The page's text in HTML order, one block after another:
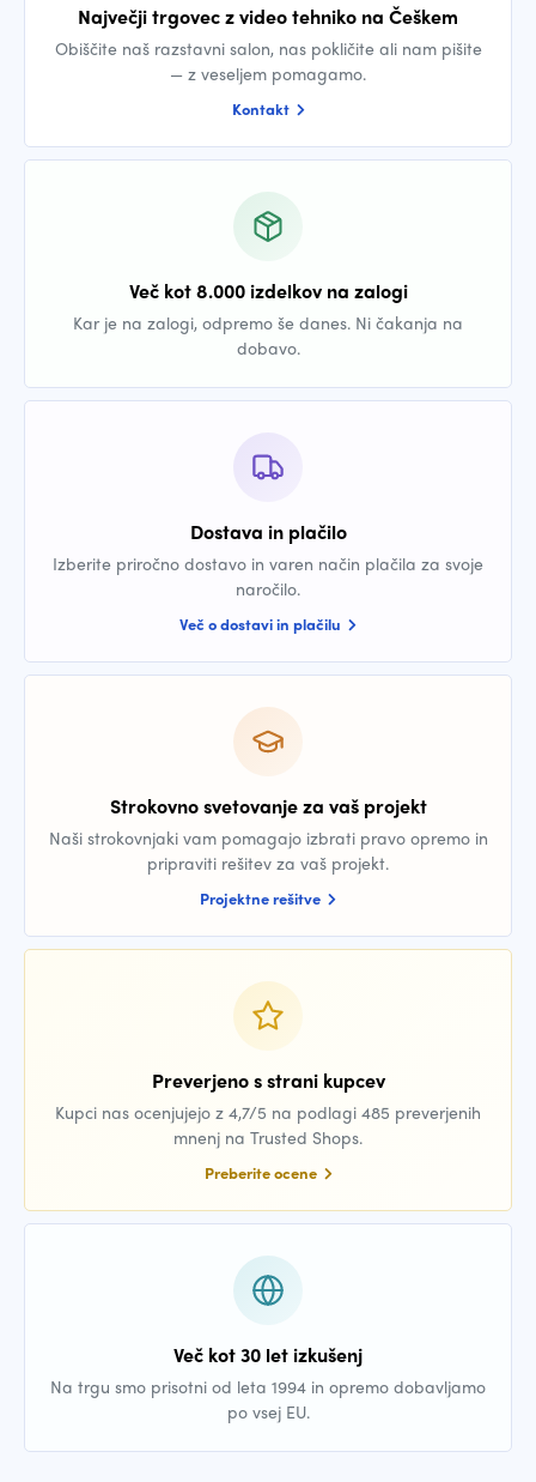
Največji trgovec z video tehniko na Češkem
Obiščite naš razstavni salon, nas pokličite ali nam pišite
— z veseljem pomagamo.
Kontakt
Več kot 8.000 izdelkov na zalogi
Kar je na zalogi, odpremo še danes. Ni čakanja na
dobavo.
Dostava in plačilo
Izberite priročno dostavo in varen način plačila za svoje
naročilo.
Več o dostavi in plačilu
Strokovno svetovanje za vaš projekt
Naši strokovnjaki vam pomagajo izbrati pravo opremo in
pripraviti rešitev za vaš projekt.
Projektne rešitve
Preverjeno s strani kupcev
Kupci nas ocenjujejo z 4,7/5 na podlagi 485 preverjenih
mnenj na Trusted Shops.
Preberite ocene
Več kot 30 let izkušenj
Na trgu smo prisotni od leta 1994 in opremo dobavljamo
po vsej EU.